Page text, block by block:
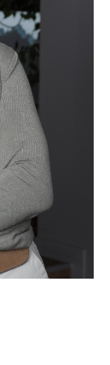
votre
qui
la
cette